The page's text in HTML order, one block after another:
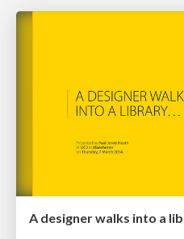
A designer walks into a